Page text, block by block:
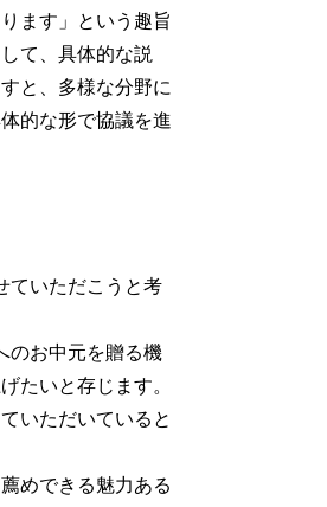
ます」という趣旨
て、具体的な説
と、多様な分野に
的な形で協議を進
ていただこうと考
のお中元を贈る機
たいと存じます。
いただいていると
めできる魅力ある